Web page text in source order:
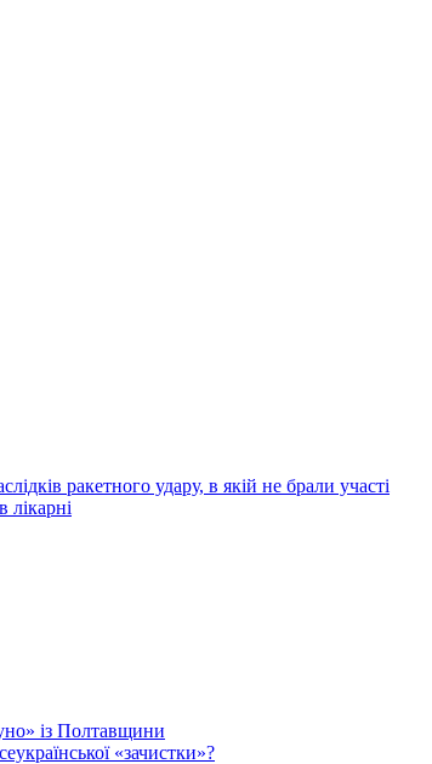
ракетного удару, в якій не брали участі
лікарні
із Полтавщини
«зачистки»?